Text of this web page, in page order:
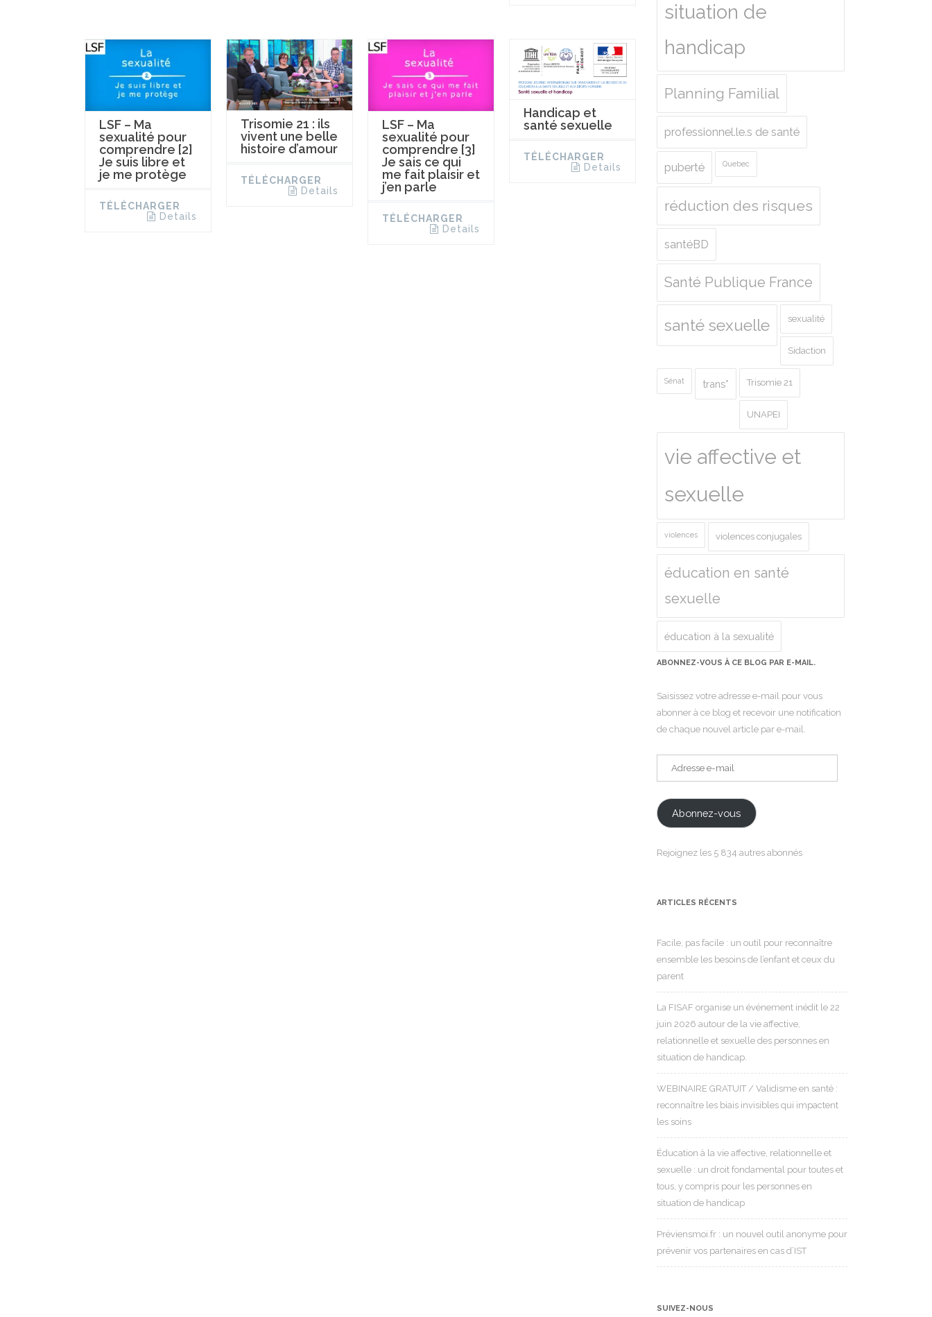
LSF – Ma
sexualité pour
comprendre [2]
Je suis libre et
je me protège
TÉLÉCHARGER
Details
Trisomie 21 : ils
vivent une belle
histoire d’amour
TÉLÉCHARGER
Details
LSF – Ma
sexualité pour
comprendre [3]
Je sais ce qui
me fait plaisir et
j’en parle
TÉLÉCHARGER
Details
Handicap et
santé sexuelle
TÉLÉCHARGER
Details
situation de
handicap
Planning Familial
professionnel.le.s de santé
puberté Quebec
réduction des risques
santéBD
Santé Publique France
santé sexuelle sexualité
Sidaction
Sénat trans* Trisomie 21
UNAPEI
vie affective et
sexuelle
violences violences conjugales
éducation en santé
sexuelle
éducation à la sexualité
ABONNEZ-VOUS À CE BLOG PAR E-MAIL.
Saisissez votre adresse e-mail pour vous
abonner à ce blog et recevoir une notification
de chaque nouvel article par e-mail.
Adresse
e-
Abonnez-vous
Rejoignez les 5 834 autres abonnés
ARTICLES RÉCENTS
Facile, pas facile : un outil pour reconnaître
ensemble les besoins de l’enfant et ceux du
parent
La FISAF organise un événement inédit le 22
juin 2026 autour de la vie affective,
relationnelle et sexuelle des personnes en
situation de handicap.
WEBINAIRE GRATUIT / Validisme en santé :
reconnaître les biais invisibles qui impactent
les soins
Éducation à la vie affective, relationnelle et
sexuelle : un droit fondamental pour toutes et
tous, y compris pour les personnes en
situation de handicap
Préviensmoi.fr : un nouvel outil anonyme pour
prévenir vos partenaires en cas d’IST
SUIVEZ-NOUS